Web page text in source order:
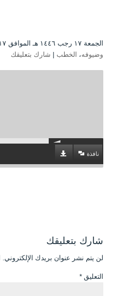
الجمعة ۱۷ رجب ۱٤٤٦ هـ الموافق ۱۷ يناير ۲۰۲۵ مـ |
وضيوفه، الخطب | شارك بتعليقك
نافذة
شارك بتعليقك
لن يتم نشر عنوان بريدك الإلكتروني.
التعليق *